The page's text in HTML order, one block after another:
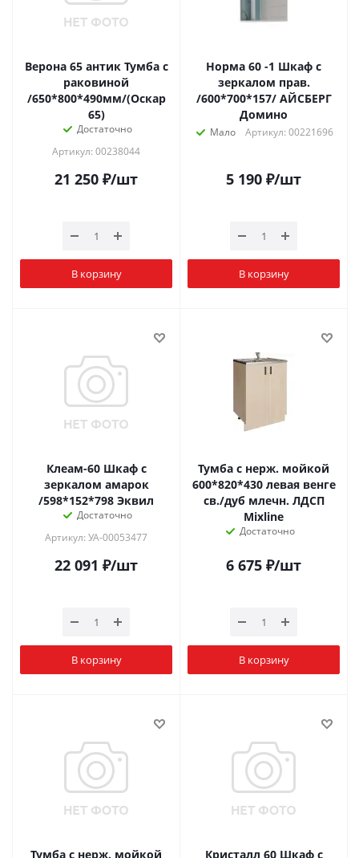
Верона 65 антик Тумба с
раковиной
/650*800*490мм/(Оскар
65)
Достаточно
Артикул: 00238044
21 250 ₽/шт
В корзину
Норма 60 -1 Шкаф с
зеркалом прав.
/600*700*157/ АЙСБЕРГ
Домино
Мало Артикул: 00221696
5 190 ₽/шт
В корзину
Клеам-60 Шкаф с
зеркалом амарок
/598*152*798 Эквил
Достаточно
Артикул: УА-00053477
22 091 ₽/шт
В корзину
Тумба с нерж. мойкой
600*820*430 левая венге
св./дуб млечн. ЛДСП
Mixline
Достаточно
6 675 ₽/шт
В корзину
Тумба с нерж. мойкой
Кристалл 60 Шкаф с